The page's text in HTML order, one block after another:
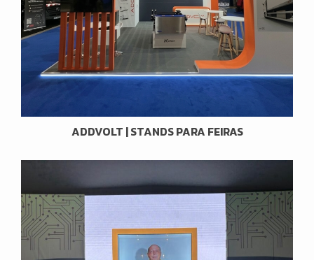
ADDVOLT | STANDS PARA FEIRAS